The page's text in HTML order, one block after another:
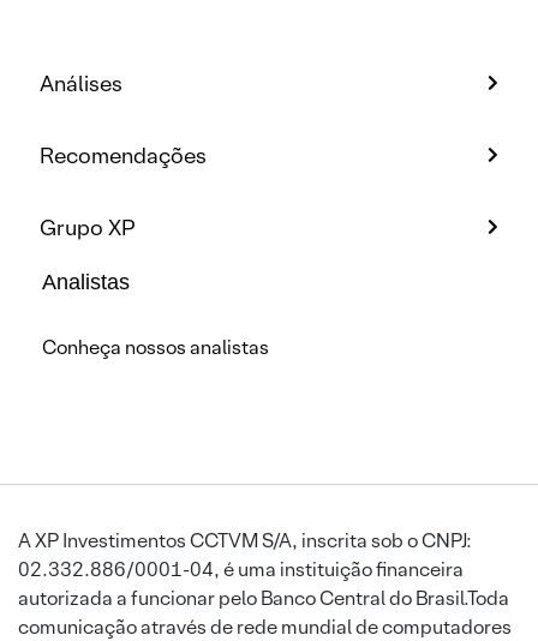
Análises
Recomendações
Grupo XP
Analistas
Conheça nossos analistas
A XP Investimentos CCTVM S/A, inscrita sob o CNPJ:
02.332.886/0001-04, é uma instituição financeira
autorizada a funcionar pelo Banco Central do Brasil.Toda
comunicação através de rede mundial de computadores